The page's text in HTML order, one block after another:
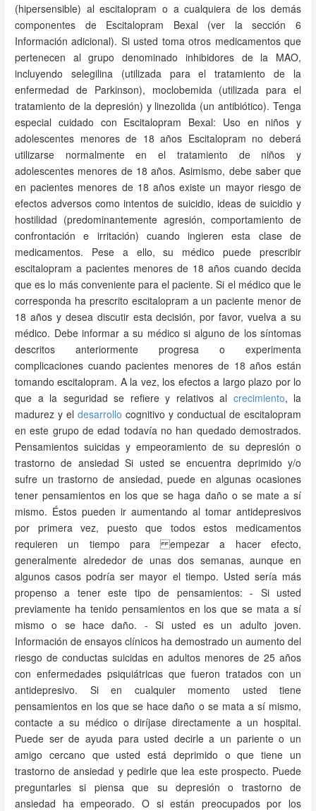
(hipersensible) al escitalopram o a cualquiera de los demás
componentes de Escitalopram Bexal (ver la sección 6
Información adicional). Si usted toma otros medicamentos que
pertenecen al grupo denominado inhibidores de la MAO,
incluyendo selegilina (utilizada para el tratamiento de la
enfermedad de Parkinson), moclobemida (utilizada para el
tratamiento de la depresión) y linezolida (un antibiótico). Tenga
especial cuidado con Escitalopram Bexal: Uso en niños y
adolescentes menores de 18 años Escitalopram no deberá
utilizarse normalmente en el tratamiento de niños y
adolescentes menores de 18 años. Asimismo, debe saber que
en pacientes menores de 18 años existe un mayor riesgo de
efectos adversos como intentos de suicidio, ideas de suicidio y
hostilidad (predominantemente agresión, comportamiento de
confrontación e irritación) cuando ingieren esta clase de
medicamentos. Pese a ello, su médico puede prescribir
escitalopram a pacientes menores de 18 años cuando decida
que es lo más conveniente para el paciente. Si el médico que le
corresponda ha prescrito escitalopram a un paciente menor de
18 años y desea discutir esta decisión, por favor, vuelva a su
médico. Debe informar a su médico si alguno de los síntomas
descritos anteriormente progresa o experimenta
complicaciones cuando pacientes menores de 18 años están
tomando escitalopram. A la vez, los efectos a largo plazo por lo
que a la seguridad se refiere y relativos al crecimiento, la
madurez y el desarrollo cognitivo y conductual de escitalopram
en este grupo de edad todavía no han quedado demostrados.
Pensamientos suicidas y empeoramiento de su depresión o
trastorno de ansiedad Si usted se encuentra deprimido y/o
sufre un trastorno de ansiedad, puede en algunas ocasiones
tener pensamientos en los que se haga daño o se mate a sí
mismo. Éstos pueden ir aumentando al tomar antidepresivos
por primera vez, puesto que todos estos medicamentos
requieren un tiempo para empezar a hacer efecto,
generalmente alrededor de unas dos semanas, aunque en
algunos casos podría ser mayor el tiempo. Usted sería más
propenso a tener este tipo de pensamientos: - Si usted
previamente ha tenido pensamientos en los que se mata a sí
mismo o se hace daño. - Si usted es un adulto joven.
Información de ensayos clínicos ha demostrado un aumento del
riesgo de conductas suicidas en adultos menores de 25 años
con enfermedades psiquiátricas que fueron tratados con un
antidepresivo. Si en cualquier momento usted tiene
pensamientos en los que se hace daño o se mata a sí mismo,
contacte a su médico o diríjase directamente a un hospital.
Puede ser de ayuda para usted decirle a un pariente o un
amigo cercano que usted está deprimido o que tiene un
trastorno de ansiedad y pedirle que lea este prospecto. Puede
preguntarles si piensa que su depresión o trastorno de
ansiedad ha empeorado. O si están preocupados por los